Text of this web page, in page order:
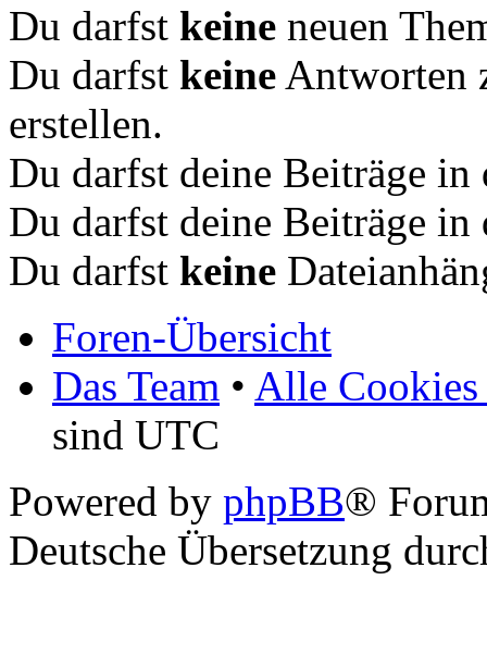
Du darfst keine neuen
Du darfst keine Antworten
erstellen.
Du darfst deine Beiträge
Du darfst deine Beiträge
Du darfst keine
Foren-Übersicht
Das Team • Alle Cookies
sind UTC
Powered by phpBB®
Deutsche Übersetzung